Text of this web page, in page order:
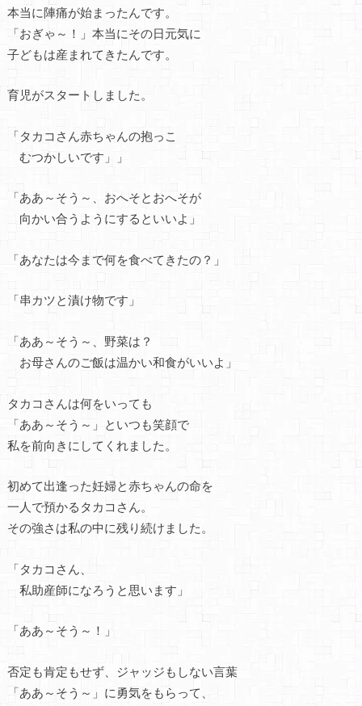
本当に陣痛が始まったんです。
「おぎゃ～！」本当にその日元気に
子どもは産まれてきたんです。
育児がスタートしました。
「タカコさん赤ちゃんの抱っこ
むつかしいです」」
「ああ～そう～、おへそとおへそが
向かい合うようにするといいよ」
「あなたは今まで何を食べてきたの？」
「串カツと漬け物です」
「ああ～そう～、野菜は？
お母さんのご飯は温かい和食がいいよ」
タカコさんは何をいっても
「ああ～そう～」といつも笑顔で
私を前向きにしてくれました。
初めて出逢った妊婦と赤ちゃんの命を
一人で預かるタカコさん。
その強さは私の中に残り続けました。
「タカコさん、
私助産師になろうと思います」
「ああ～そう～！」
否定も肯定もせず、ジャッジもしない言葉
「ああ～そう～」に勇気をもらって、